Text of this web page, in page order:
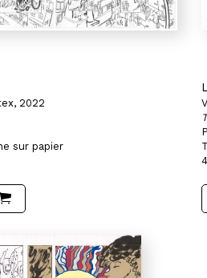
2022
sur papier